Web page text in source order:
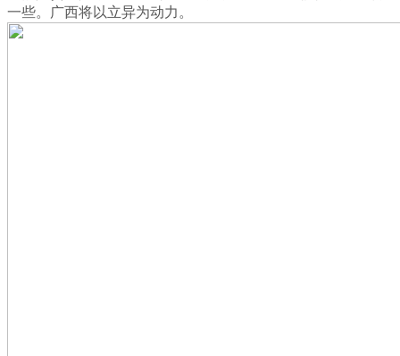
一些。广西将以立异为动力。